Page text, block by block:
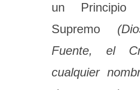
un Principio
Supremo
Fuente, el
cualquier